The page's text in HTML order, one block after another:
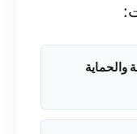
والحماية